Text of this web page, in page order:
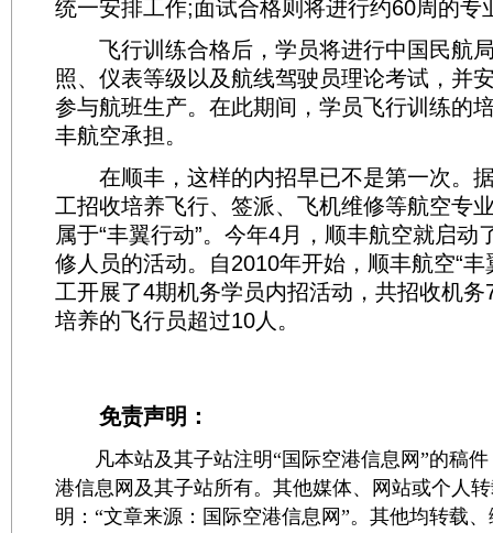
统一安排工作;面试合格则将进行约60周的专
飞行训练合格后，学员将进行中国民航
照、仪表等级以及航线驾驶员理论考试，并
参与航班生产。在此期间，学员飞行训练的
丰航空承担。
在顺丰，这样的内招早已不是第一次。
工招收培养飞行、签派、飞机维修等航空专
属于“丰翼行动”。今年4月，顺丰航空就启动
修人员的活动。自2010年开始，顺丰航空“丰
工开展了4期机务学员内招活动，共招收机
培养的飞行员超过10人。
免责声明：
凡本站及其子站注明“国际空港信息网”的稿件
港信息网及其子站所有。其他媒体、网站或个人
明：“文章来源：国际空港信息网”。其他均转载